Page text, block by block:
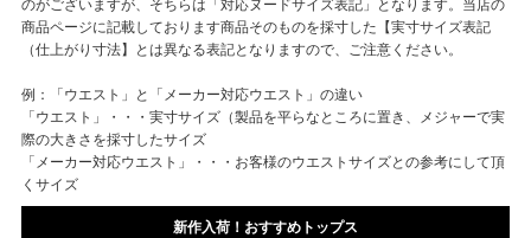
のがございますが、そちらは「対応ヌードサイズ表記」となります。当店の
商品ページに記載しております商品そのものを採寸した【実寸サイズ表記
（仕上がり寸法】とは異なる表記となりますので、ご注意ください。
例：「ウエスト」と「メーカー対応ウエスト」の違い
「ウエスト」・・・実寸サイズ（製品を平らなところに置き、メジャーで実
際の大きさを採寸したサイズ
「メーカー対応ウエスト」・・・お客様のウエストサイズとの参考にして頂
くサイズ
新作入荷！おすすめトップス